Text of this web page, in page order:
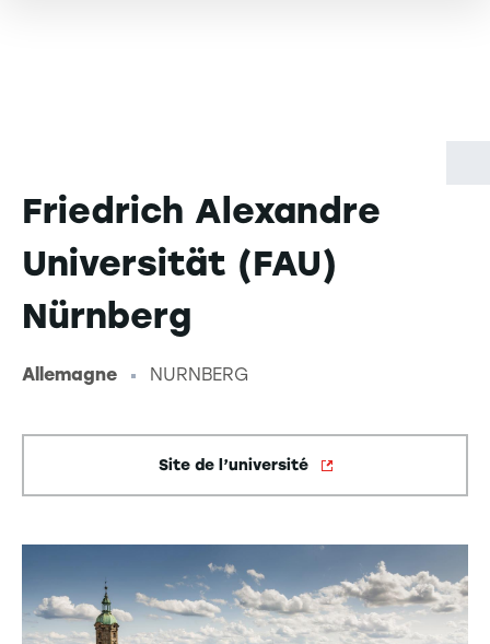
Friedrich Alexandre
Universität (FAU)
Nürnberg
Allemagne NURNBERG
Site de l’université